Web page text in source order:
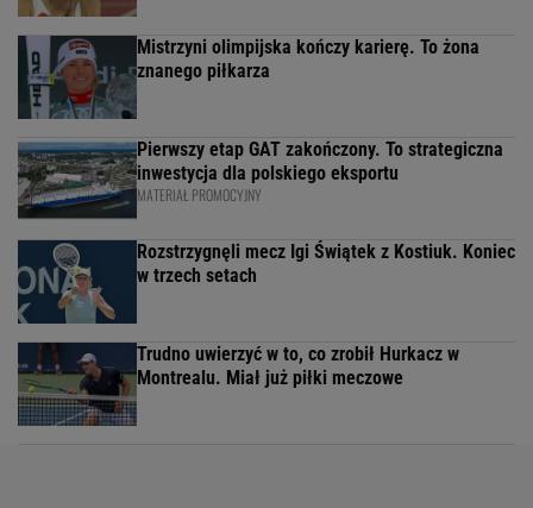
Mistrzyni olimpijska kończy karierę. To żona
znanego piłkarza
Pierwszy etap GAT zakończony. To strategiczna
inwestycja dla polskiego eksportu
MATERIAŁ PROMOCYJNY
Rozstrzygnęli mecz Igi Świątek z Kostiuk. Koniec
w trzech setach
Trudno uwierzyć w to, co zrobił Hurkacz w
Montrealu. Miał już piłki meczowe